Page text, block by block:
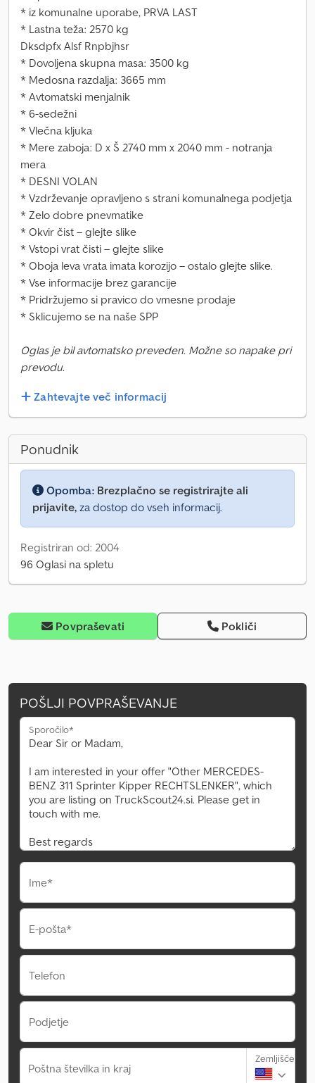
* iz komunalne uporabe, PRVA LAST
* Lastna teža: 2570 kg
Dksdpfx Alsf Rnpbjhsr
* Dovoljena skupna masa: 3500 kg
* Medosna razdalja: 3665 mm
* Avtomatski menjalnik
* 6-sedežni
* Vlečna kljuka
* Mere zaboja: D x Š 2740 mm x 2040 mm - notranja
mera
* DESNI VOLAN
* Vzdrževanje opravljeno s strani komunalnega podjetja
* Zelo dobre pnevmatike
* Okvir čist – glejte slike
* Vstopi vrat čisti – glejte slike
* Oboja leva vrata imata korozijo – ostalo glejte slike.
* Vse informacije brez garancije
* Pridržujemo si pravico do vmesne prodaje
* Sklicujemo se na naše SPP
Oglas je bil avtomatsko preveden. Možne so napake pri
prevodu.
Zahtevajte več informacij
Ponudnik
Opomba: Brezplačno se registrirajte ali
prijavite, za dostop do vseh informacij.
Registriran od: 2004
96 Oglasi na spletu
Povpraševati Pokliči
POŠLJI POVPRAŠEVANJE
Sporočilo*
Ime*
E-pošta*
Telefon
Podjetje
Poštna številka in kraj
Zemljišče